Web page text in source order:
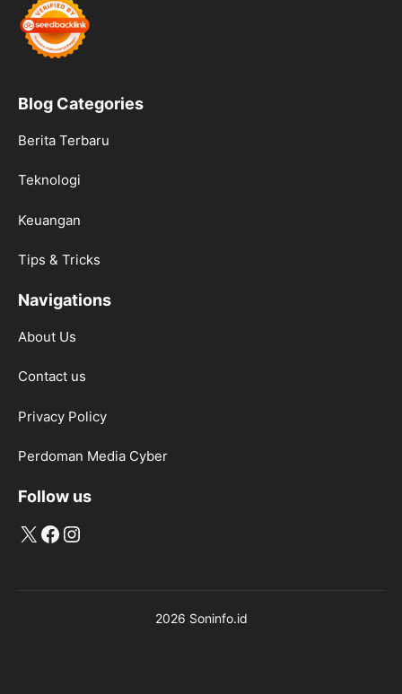
Blog Categories
Berita Terbaru
Teknologi
Keuangan
Tips & Tricks
Navigations
About Us
Contact us
Privacy Policy
Perdoman Media Cyber
Follow us
X Facebook
Instagram
2026 Soninfo.id